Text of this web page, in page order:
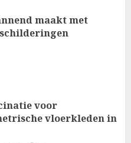
maakt met
voor
vloerkleden in